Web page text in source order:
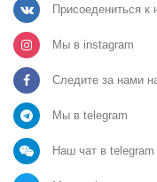
Присоедениться к
Мы в instagram
Следите за нами
Мы в telegram
Наш чат в telegram